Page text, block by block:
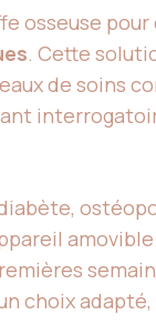
osseuse
. Cette
de soins
choix adapté,